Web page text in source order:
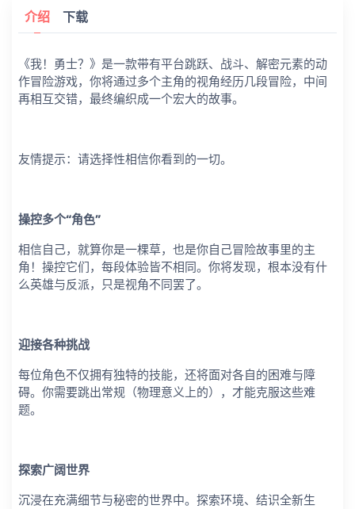
介绍 下载
《我！勇士？》是一款带有平台跳跃、战斗、解密元素的动
作冒险游戏，你将通过多个主角的视角经历几段冒险，中间
再相互交错，最终编织成一个宏大的故事。
友情提示：请选择性相信你看到的一切。
操控多个“角色”
相信自己，就算你是一棵草，也是你自己冒险故事里的主
角！操控它们，每段体验皆不相同。你将发现，根本没有什
么英雄与反派，只是视角不同罢了。
迎接各种挑战
每位角色不仅拥有独特的技能，还将面对各自的困难与障
碍。你需要跳出常规（物理意义上的），才能克服这些难
题。
探索广阔世界
沉浸在充满细节与秘密的世界中。探索环境、结识全新生